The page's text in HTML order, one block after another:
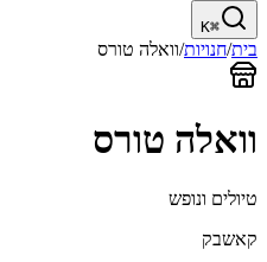
⌘
K
בית/חנויות/וואלה טורס
וואלה טורס
טיולים ונופש
קאשבק